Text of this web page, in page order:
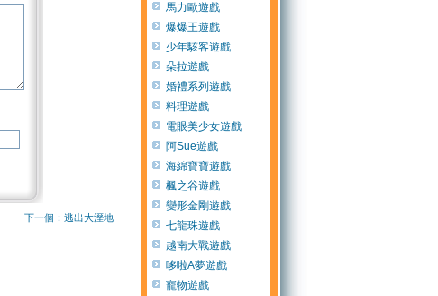
下一個：逃出大溼地
馬力歐遊戲
爆爆王遊戲
少年駭客遊戲
朵拉遊戲
婚禮系列遊戲
料理遊戲
電眼美少女遊戲
阿Sue遊戲
海綿寶寶遊戲
楓之谷遊戲
變形金剛遊戲
七龍珠遊戲
越南大戰遊戲
哆啦A夢遊戲
寵物遊戲